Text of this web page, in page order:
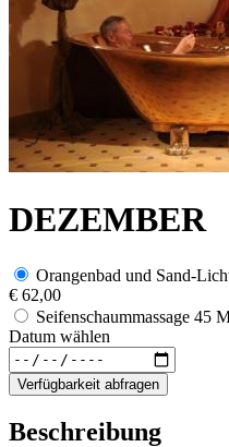
DEZEMBER
Orangenbad und Sand-
€ 62,00
Seifenschaummassage 45
Datum wählen
Verfügbarkeit abfragen
Beschreibung